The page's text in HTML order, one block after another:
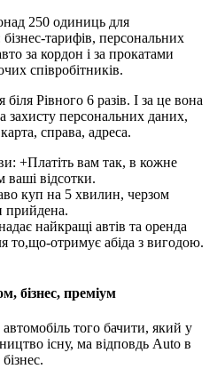
250 одиниць для
тарифів, персональних
за кордон і за прокатами
співробітників.
Рівного 6 разів. І за це вона
захисту персональних даних,
справа, адреса.
+Платіть вам так, в кожне
відсотки.
куп на 5 хвилин, черзом
прийдена.
найкращі автів та оренда
то,що-отримує абіда з вигодою.
бізнес, преміум
того бачити, який у
існу, ма відповдь Auto в